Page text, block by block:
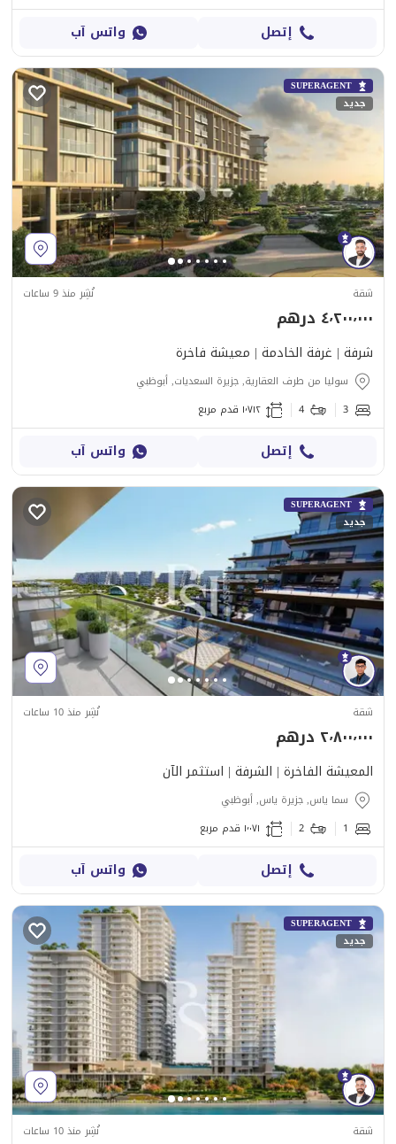
إتصل واتس آب
SUPERAGENT
جديد
شقة نُشِر منذ 9 ساعات
٤٬٢٠٠٬٠٠٠ درهم
شرفة | غرفة الخادمة | معيشة فاخرة
سوليا من طرف العقارية, جزيرة السعديات, أبوظبي
3
4 ١٬٧١٢ قدم مربع
إتصل واتس آب
SUPERAGENT
جديد
شقة نُشِر منذ 10 ساعات
٢٬٨٠٠٬٠٠٠ درهم
المعيشة الفاخرة | الشرفة | استثمر الآن
سما ياس, جزيرة ياس, أبوظبي
1
2 ١٬٠٧١ قدم مربع
إتصل واتس آب
SUPERAGENT
جديد
شقة نُشِر منذ 10 ساعات